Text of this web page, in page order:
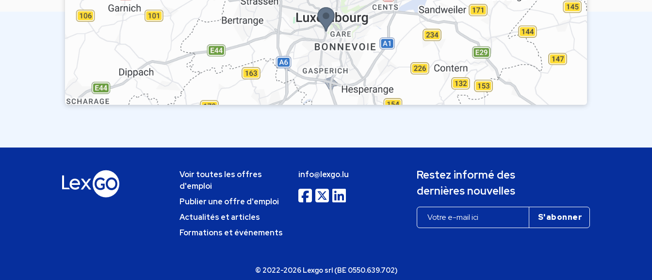
Voir toutes les offres
d'emploi
Publier une offre d'emploi
Actualités et articles
Formations et événements
info@lexgo.lu
Restez informé des
dernières nouvelles
© 2022-2026 Lexgo srl (BE 0550.639.702)